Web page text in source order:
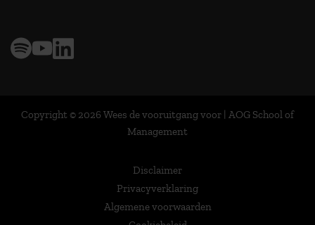
Copyright © 2026 Wees de vooruitgang voor | AOG School of
Management
Disclaimer
Privacyverklaring
Algemene voorwaarden